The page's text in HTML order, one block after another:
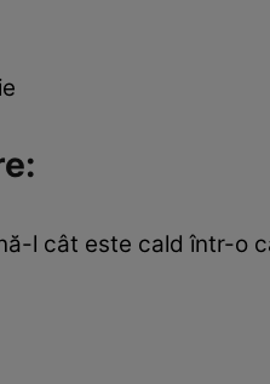
l cât este cald într-o